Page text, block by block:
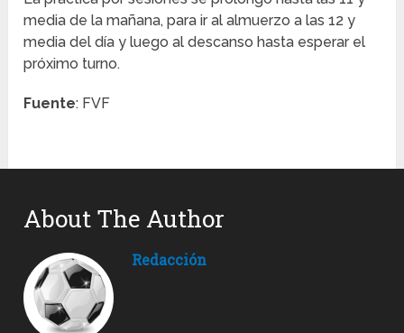
media de la mañana, para ir al almuerzo a las 12 y
media del día y luego al descanso hasta esperar el
próximo turno.
Fuente: FVF
About The Author
Redacción